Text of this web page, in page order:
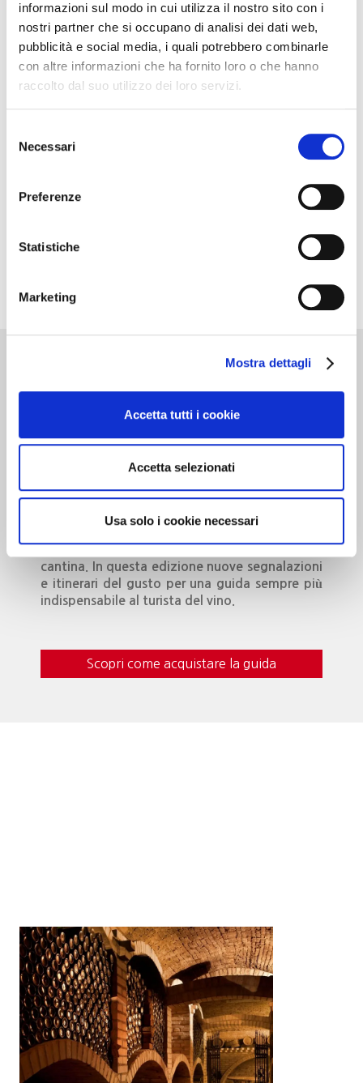
informazioni sul modo in cui utilizza il nostro sito con i
nostri partner che si occupano di analisi dei dati web,
pubblicità e social media, i quali potrebbero combinarle
con altre informazioni che ha fornito loro o che hanno
raccolto dal suo utilizzo dei loro servizi.
delNecessari
Preferenze
Statistiche
Marketing
Mostra dettagli
Accetta tutti i cookie
Accetta selezionati
Usa solo i cookie necessari
Milano 3 Dicembre
Dedicato alle cantine che …”valgono il
curiosità, eventi da vivere e i vini da gustare in
cantina. In questa edizione nuove segnalazioni
e itinerari del gusto per una guida sempre più
indispensabile al turista del vino.
Scopri come acquistare la guida